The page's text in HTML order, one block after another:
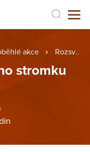
akce Rozsvícení vánočního stromku Šternberk
stromku